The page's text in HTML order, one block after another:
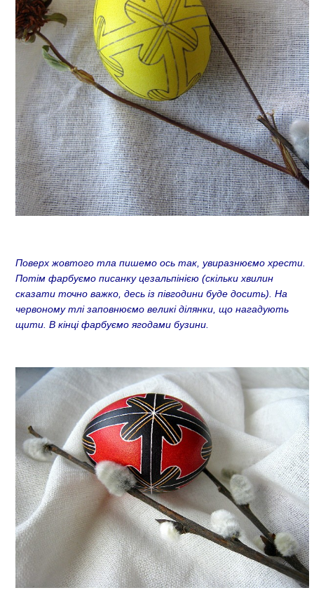
Поверх жовтого тла пишемо ось так, увиразнюємо хрести.
Потім фарбуємо писанку цезальпінією (скільки хвилин
сказати точно важко, десь із півгодини буде досить). На
червоному тлі заповнюємо великі ділянки, що нагадують
щити. В кінці фарбуємо ягодами бузини.